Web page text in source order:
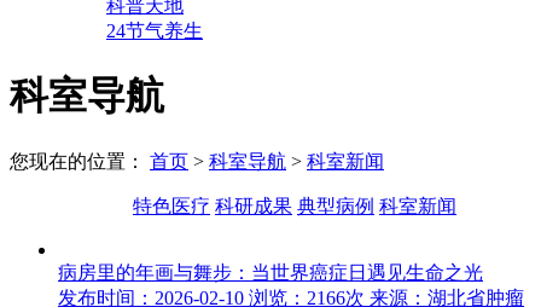
科普天地
24节气养生
科室导航
您现在的位置： 首页 > 科室导航 > 科室新闻
特色医疗 科研成果 典型病例 科室新闻
病房里的年画与舞步：当世界癌症日遇见生命之光
发布时间：2026-02-10 浏览：2166次 来源：湖北省肿瘤